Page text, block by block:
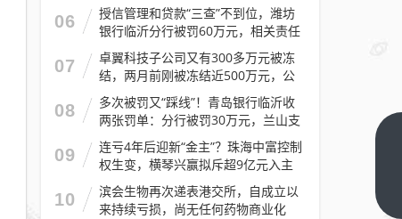
06
授信管理和贷款“三查”不到位，潍坊
银行临沂分行被罚60万元，相关责任
人被警告
07
卓翼科技子公司又有300多万元被冻
结，两月前刚被冻结近500万元，公
司去年预计亏损至少2.1亿元
08
多次被罚又“踩线”！青岛银行临沂收
两张罚单：分行被罚30万元，兰山支
行被罚30万元
09
连亏4年后迎新“金主”？珠海中富控制
权生变，横琴兴赢拟斥超9亿元入主
10
滨会生物再次递表港交所，自成立以
来持续亏损，尚无任何药物商业化